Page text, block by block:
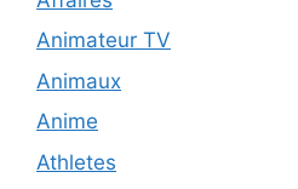
Animateur TV
Animaux
Anime
Athletes